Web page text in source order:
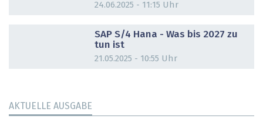
24.06.2025 - 11:15 Uhr
SAP S/4 Hana - Was bis 2027 zu
tun ist
21.05.2025 - 10:55 Uhr
AKTUELLE AUSGABE